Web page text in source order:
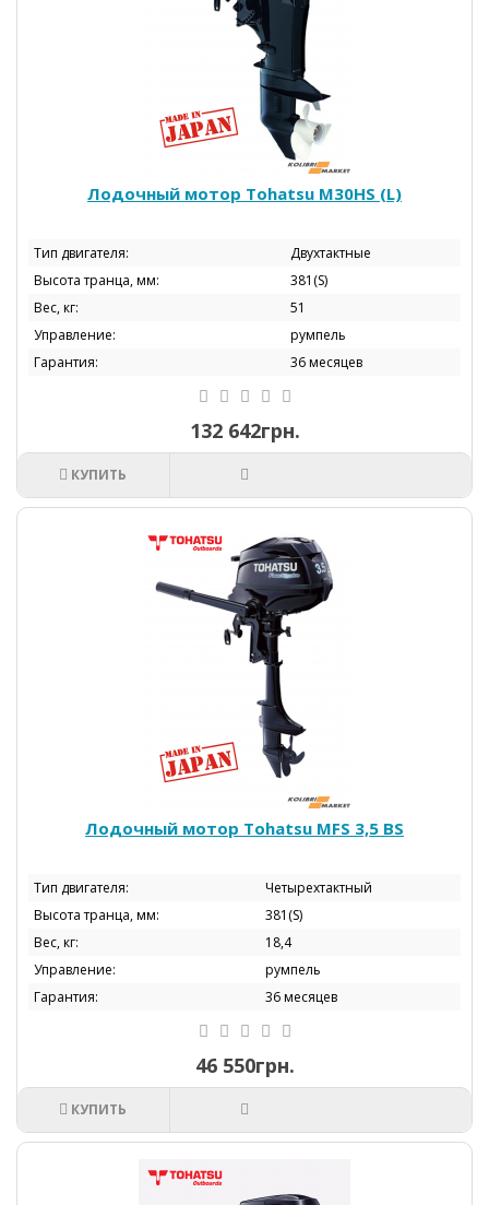
Лодочный мотор Tohatsu М30HS (L)
Тип двигателя:
Двухтактные
Высота транца, мм:
381(S)
Вес, кг:
51
Управление:
румпель
Гарантия:
36 месяцев
132 642грн.
КУПИТЬ
Лодочный мотор Tohatsu МFS 3,5 BS
Тип двигателя:
Четырехтактный
Высота транца, мм:
381(S)
Вес, кг:
18,4
Управление:
румпель
Гарантия:
36 месяцев
46 550грн.
КУПИТЬ